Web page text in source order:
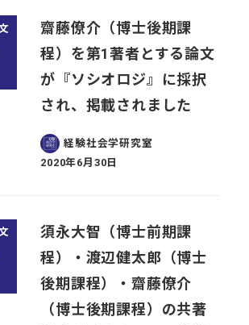
齋藤僚介（博士後期課
程）を第1著者とする論文
が『ソシオロジ』に採択
され、掲載されました
経験社会学研究室
投稿日
2020年6月30日
須永大智（博士前期課
程）・渡辺健太郎（博士
後期課程）・齋藤僚介
（博士後期課程）の共著